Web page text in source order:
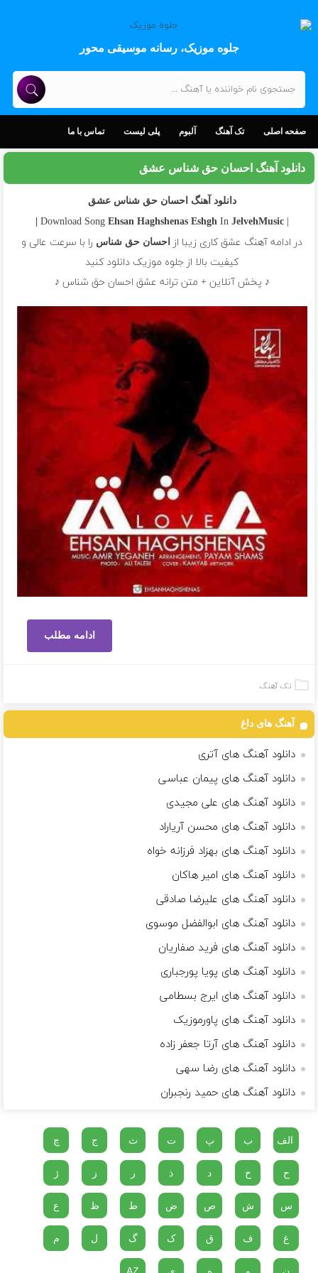
جلوه موزیک، رسانه موسیقی محور
صفحه اصلی تک آهنگ آلبوم پلی لیست تماس با ما
دانلود آهنگ احسان حق شناس عشق
دانلود آهنگ احسان حق شناس عشق
| Download Song
Ehsan Haghshenas EshghIn JelvehMusic |
در ادامه آهنگ عشق کاری زیبا از احسان حق شناس را با سرعت عالی و
کیفیت بالا از جلوه موزیک دانلود کنید
♪ پخش آنلاین + متن ترانه عشق احسان حق شناس ♪
ادامه مطلب
تک آهنگ
آهنگ های داغ
دانلود آهنگ های آتری
دانلود آهنگ های پیمان عباسی
دانلود آهنگ های علی مجیدی
دانلود آهنگ های محسن آریاراد
دانلود آهنگ های بهزاد فرزانه خواه
دانلود آهنگ های امیر هاکان
دانلود آهنگ های علیرضا صادقی
دانلود آهنگ های ابوالفضل موسوی
دانلود آهنگ های فرید صفاریان
دانلود آهنگ های پویا پورجباری
دانلود آهنگ های ایرج بسطامی
دانلود آهنگ های پاورموزیک
دانلود آهنگ های آرتا جعفر زاده
دانلود آهنگ های رضا سهی
دانلود آهنگ های حمید رنجبران
الف ب پ ت ث ج چ
ح خ د ذ ر ز ژ
س ش ص ض ط ظ ع
غ ف ق ک گ ل م
ن و ه ی AZ